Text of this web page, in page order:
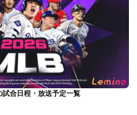
試合日程・放送予定一覧